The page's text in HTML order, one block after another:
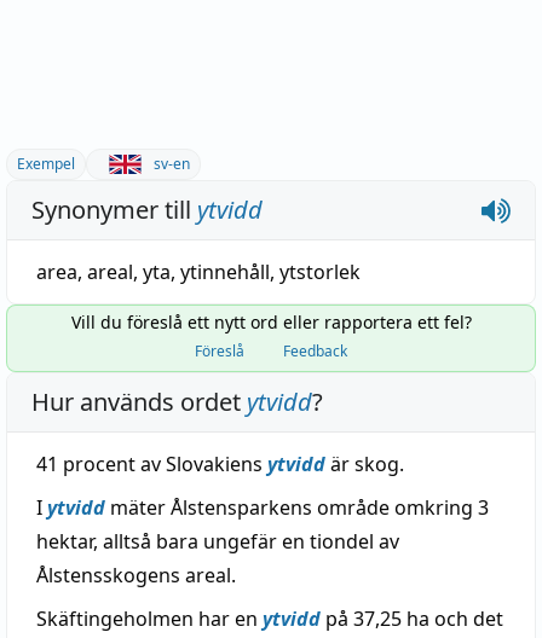
Exempel sv-en
Synonymer till ytvidd
area, areal, yta, ytinnehåll, ytstorlek
Vill du föreslå ett nytt ord eller rapportera ett fel?
Föreslå Feedback
Hur används ordet ytvidd?
41 procent av Slovakiens ytviddär skog.
Iytvidd mäter Ålstensparkens område omkring 3
hektar, alltså bara ungefär en tiondel av
Ålstensskogens areal.
Skäftingeholmen har en ytvidd på 37,25 ha och det